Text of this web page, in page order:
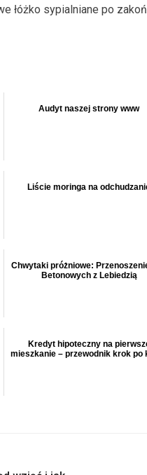
łóżko sypialniane po
Audyt naszej strony www
Liście moringa na
Chwytaki próżniowe:
Betonowych z Lebiedzią
Kredyt hipoteczny na
mieszkanie – przewodnik krok po